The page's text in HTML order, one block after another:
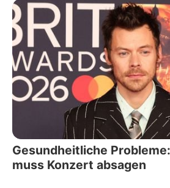
Gesundheitliche
muss Konzert absagen